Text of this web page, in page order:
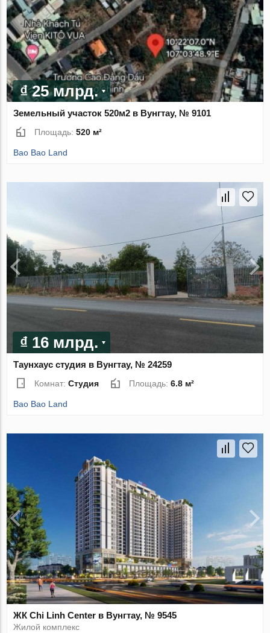
₫ 25 млрд.
Земельный участок 520м2 в Вунгтау, № 9101
Площадь:520 м²
Bao Bao Land
₫ 16 млрд.
Таунхаус студия в Вунгтау, № 24259
Комнат:Студия Площадь:6.8 м²
Bao Bao Land
ЖК Chi Linh Center в Вунгтау, № 9545
Жилой комплекс